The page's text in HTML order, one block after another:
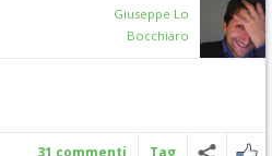
Giuseppe Lo
Bocchiaro
31 commenti Tag